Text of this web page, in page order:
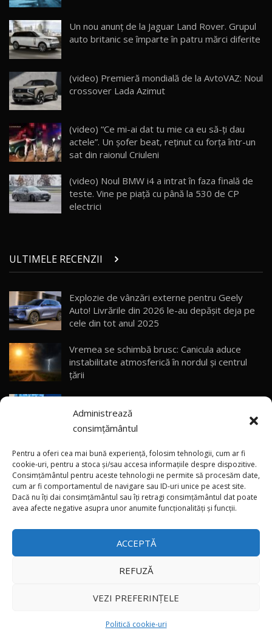
Administrează
consimțământul
Pentru a oferi cea mai bună experiență, folosim tehnologii, cum ar fi
cookie-uri, pentru a stoca și/sau accesa informațiile despre dispozitive.
Consimțământul pentru aceste tehnologii ne permite să procesăm date,
cum ar fi comportamentul de navigare sau ID-uri unice pe acest site.
Dacă nu îți dai consimțământul sau îți retragi consimțământul dat poate
avea afecte negative asupra unor anumite funcționalități și funcții.
ACCEPTĂ
REFUZĂ
VEZI PREFERINȚELE
Politică cookie-uri
23
Lynk & Co 01 / Test Drive AutoBlog.MD
25:19
Van Electric Testat în Moldova / AutoBlog.MD
26:38
25
mai Exclusiv și Puternic Defender Testat în
Moldova
32:21
26
AutoBlog.MD
10:57
28
Noul Geely Monjaro 2025! Mai ieftin și mai
dotat / Test Drive AutoBlog.MD
29
ZEEKR 9X - PRIMUL TEST DRIVE ÎN ROMÂNĂ!
CUM SE CONDUCE?
33:40
Primele impresii despre BYD Seal U DM-i,
Sealion 7 și Seal 5 DM-i / Test Drive
AutoBlog.MD
13:56
Noul Volvo EX90 / Test Drive AutoBlog.MD
32:06
33
MG RX5 - își merită banii? / Test Drive
AutoBlog.MD
34
Noul DACIA DUSTER DIESEL! Primul test drive în
română
Noul Mercedes-Benz E 350 e - cât consumă?! /
Test Drive AutoBlog.MD
Un nou anunţ de la Jaguar Land Rover. Grupul
auto britanic se împarte în patru mărci diferite
(video) Premieră mondială de la AvtoVAZ: Noul
crossover Lada Azimut
(video) “Ce mi-ai dat tu mie ca eu să-ţi dau
actele”. Un şofer beat, reţinut cu forţa într-un
sat din raionul Criuleni
(video) Noul BMW i4 a intrat în faza finală de
teste. Vine pe piaţă cu până la 530 de CP
electrici
ULTIMELE RECENZII
Explozie de vânzări externe pentru Geely
Auto! Livrările din 2026 le-au depășit deja pe
cele din tot anul 2025
Vremea se schimbă brusc: Canicula aduce
instabilitate atmosferică în nordul și centrul
țării
„Nu suntem gata să introducem TVA”: Vasile
Tofan a anunțat propuneri de taxare a
automobilelor din 2027
(video) Cât a consumat noul Lotus Eletre X
Plug-in Hybrid pe autostrăzile Europei, în
drum spre Moldova
Noul Mercedes-AMG GT 4-Door Coupe
devine mai ieftin
×